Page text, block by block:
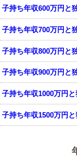
子持ち年収600万円と
子持ち年収700万円と
子持ち年収800万円と
子持ち年収900万円と
子持ち年収1000万円
子持ち年収1500万円